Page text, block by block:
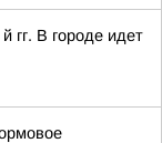
гг. В городе идет